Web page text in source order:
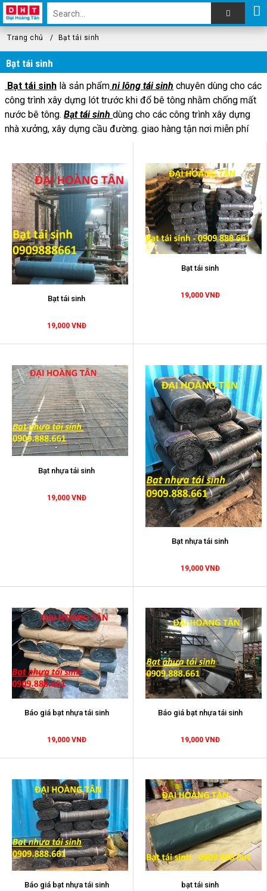
Trang chủ Bạt tái sinh
Bạt tái sinh
Bạt tái sinh là sản phẩm ni lông tái sinh chuyên dùng cho các
công trình xây dựng lót trước khi đổ bê tông nhằm chống mất
nước bê tông. Bạt tái sinh dùng cho các công trình xây dựng
nhà xưởng, xây dựng cầu đường. giao hàng tận nơi miễn phí
Bạt tái sinh
19,000 VNĐ
Bạt tái sinh
19,000 VNĐ
Bạt nhựa tái sinh
19,000 VNĐ
Bạt nhựa tái sinh
19,000 VNĐ
Báo giá bạt nhựa tái sinh
19,000 VNĐ
Báo giá bạt nhựa tái sinh
19,000 VNĐ
Báo giá bạt nhựa tái sinh bạt tái sinh